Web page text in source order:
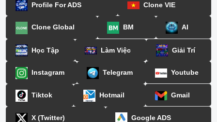
Profile For ADS Clone VIE
Clone Global BM AI
Học Tập Làm Việc Giải Trí
Instagram Telegram Youtube
Tiktok Hotmail Gmail
X (Twitter) Google ADS